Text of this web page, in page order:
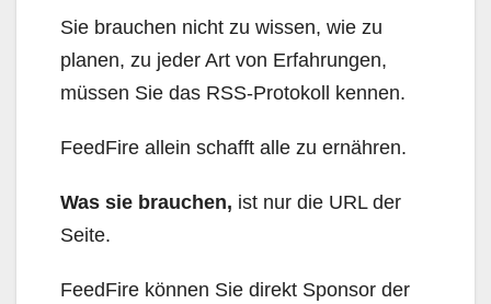
Sie brauchen nicht zu wissen, wie zu
planen, zu jeder Art von Erfahrungen,
müssen Sie das RSS-Protokoll kennen.
FeedFire allein schafft alle zu ernähren.
Was sie brauchen, ist nur die URL der
Seite.
FeedFire können Sie direkt Sponsor der